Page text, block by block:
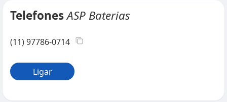
TelefonesASP Baterias
(11) 97786-0714
Ligar